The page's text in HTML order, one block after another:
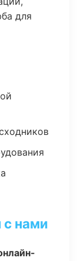
для
нами